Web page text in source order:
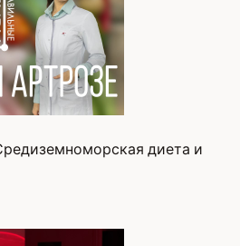
диета и